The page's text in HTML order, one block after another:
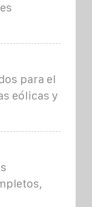
para el
eólicas y